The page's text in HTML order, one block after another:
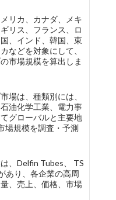
リカ、カナダ、メキ
リス、フランス、ロ
、インド、韓国、東
などを対象にして、
市場規模を算出しま
場は、種類別には、
油化学工業、電力事
グローバルと主要地
場規模を調査・予測
、Delfin Tubes、 TS
あり、各企業の高周
、売上、価格、市場